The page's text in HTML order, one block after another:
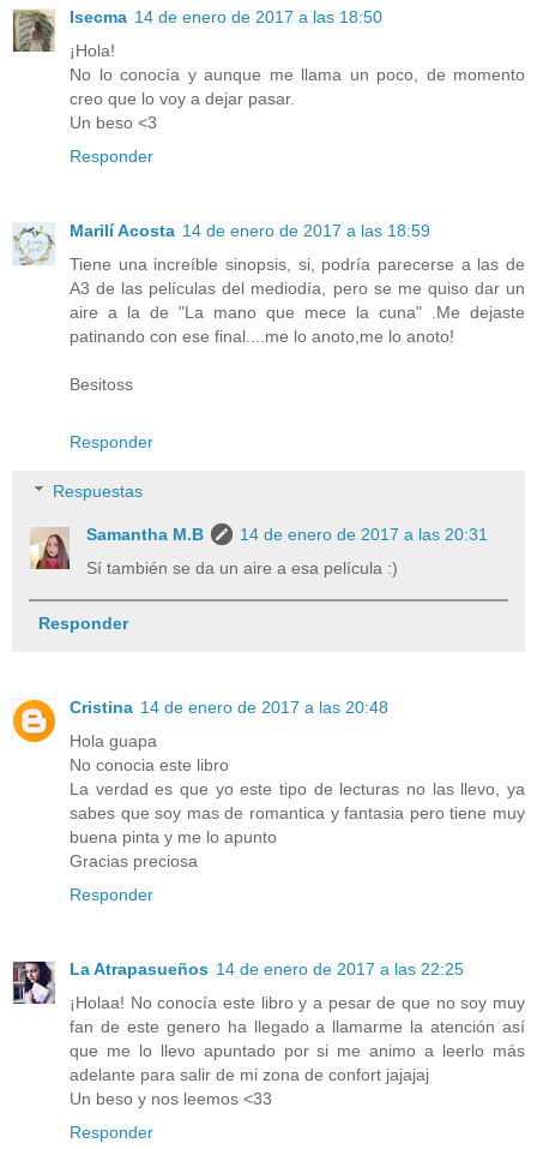
Isecma 14 de enero de 2017 a las 18:50
¡Hola!
No lo conocía y aunque me llama un poco, de momento
creo que lo voy a dejar pasar.
Un beso <3
Responder
Marilí Acosta 14 de enero de 2017 a las 18:59
Tiene una increíble sinopsis, si, podría parecerse a las de
A3 de las películas del mediodía, pero se me quiso dar un
aire a la de "La mano que mece la cuna" .Me dejaste
patinando con ese final....me lo anoto,me lo anoto!
Besitoss
Responder
Respuestas
Samantha M.B
14 de enero de 2017 a las 20:31
Sí también se da un aire a esa película :)
Responder
Cristina 14 de enero de 2017 a las 20:48
Hola guapa
No conocia este libro
La verdad es que yo este tipo de lecturas no las llevo, ya
sabes que soy mas de romantica y fantasia pero tiene muy
buena pinta y me lo apunto
Gracias preciosa
Responder
La Atrapasueños 14 de enero de 2017 a las 22:25
¡Holaa! No conocía este libro y a pesar de que no soy muy
fan de este genero ha llegado a llamarme la atención así
que me lo llevo apuntado por si me animo a leerlo más
adelante para salir de mi zona de confort jajajaj
Un beso y nos leemos <33
Responder